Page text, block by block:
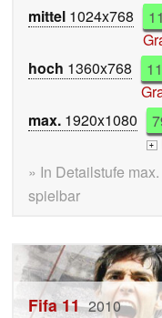
mittel 1024x768
hoch 1360x768
max. 1920x1080
+
» In Detailstufe
spielbar
Fifa 11 2010